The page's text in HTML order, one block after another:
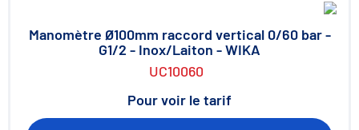
Manomètre Ø100mm raccord vertical 0/60 bar -
G1/2 - Inox/Laiton - WIKA
UC10060
Pour voir le tarif